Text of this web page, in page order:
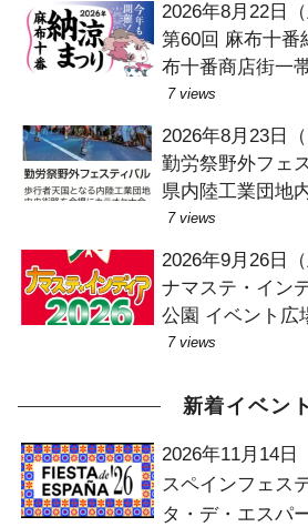
2026年8月22日
第60回 麻布十番
布十番商店街一
7 views
2026年8月23日
勤労祭野外フェ
県内陸工業団地
7 views
2026年9月26日
ナマステ・イン
公園 イベント広
7 views
新着イベント
2026年11月14日
スペインフェス
タ・デ・エスパ